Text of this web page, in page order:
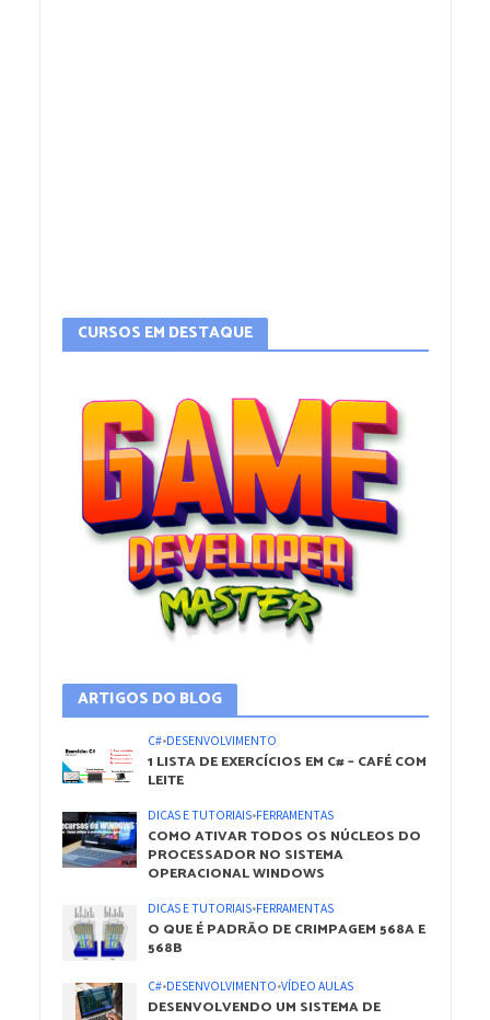
CURSOS EM DESTAQUE
ARTIGOS DO BLOG
C#•DESENVOLVIMENTO
1 LISTA DE EXERCÍCIOS EM C# – CAFÉ COM
LEITE
DICAS E TUTORIAIS•FERRAMENTAS
COMO ATIVAR TODOS OS NÚCLEOS DO
PROCESSADOR NO SISTEMA
OPERACIONAL WINDOWS
DICAS E TUTORIAIS•FERRAMENTAS
O QUE É PADRÃO DE CRIMPAGEM 568A E
568B
C#•DESENVOLVIMENTO•VÍDEO AULAS
DESENVOLVENDO UM SISTEMA DE